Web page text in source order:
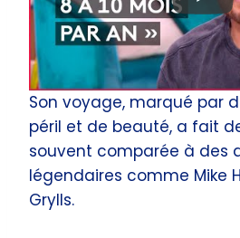
Son voyage, marqué par
péril et de beauté, a fait
souvent comparée à des
légendaires comme Mike
Grylls.